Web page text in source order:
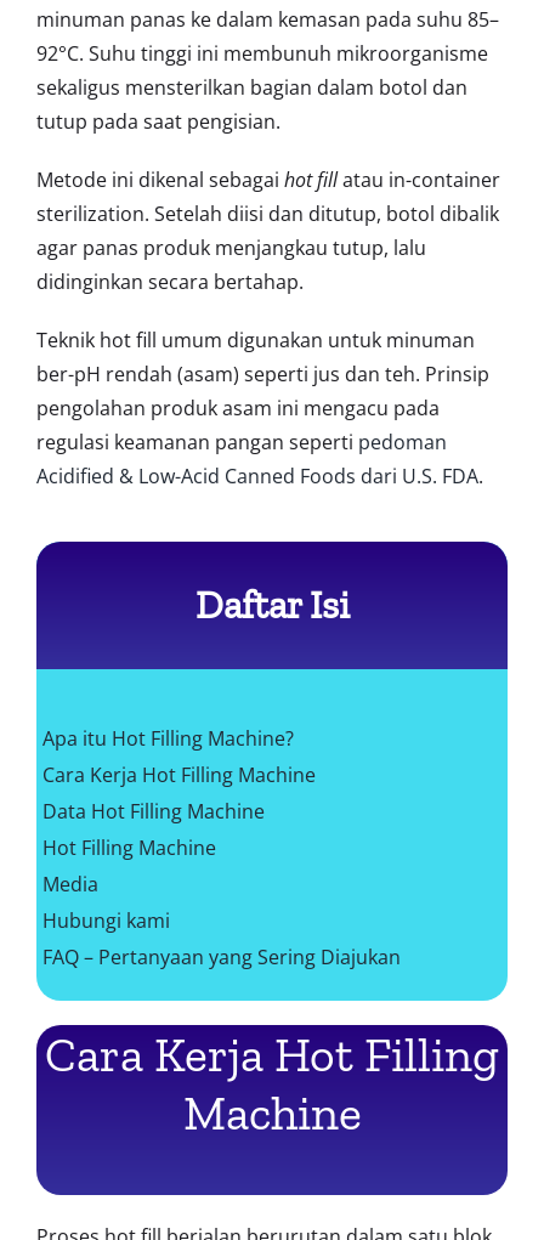
minuman panas ke dalam kemasan pada suhu 85–
92°C. Suhu tinggi ini membunuh mikroorganisme
sekaligus mensterilkan bagian dalam botol dan
tutup pada saat pengisian.
Metode ini dikenal sebagai hot fillatau in-container
sterilization. Setelah diisi dan ditutup, botol dibalik
agar panas produk menjangkau tutup, lalu
didinginkan secara bertahap.
Teknik hot fill umum digunakan untuk minuman
ber-pH rendah (asam) seperti jus dan teh. Prinsip
pengolahan produk asam ini mengacu pada
regulasi keamanan pangan seperti pedoman
Acidified & Low-Acid Canned Foods dari U.S. FDA.
Daftar Isi
Apa itu Hot Filling Machine?
Cara Kerja Hot Filling Machine
Data Hot Filling Machine
Hot Filling Machine
Media
Hubungi kami
FAQ – Pertanyaan yang Sering Diajukan
Cara Kerja Hot Filling
Machine